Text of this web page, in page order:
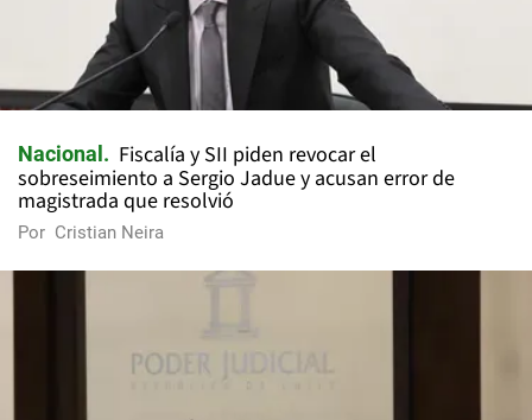
Nacional
Fiscalía y SII piden revocar el
sobreseimiento a Sergio Jadue y acusan error de
magistrada que resolvió
Por Cristian Neira